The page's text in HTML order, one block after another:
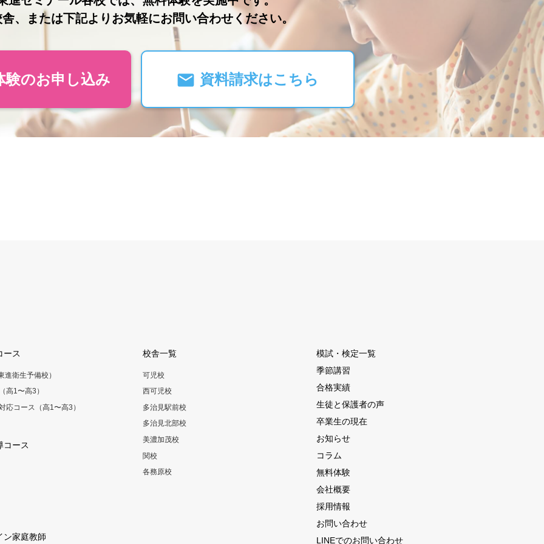
、または下記よりお気軽にお問い合わせください。
のお申し込み 資料請求はこちら
ース
進衛生予備校）
高1〜高3）
応コース（高1〜高3）
コース
ン家庭教師
校舎一覧
可児校
西可児校
多治見駅前校
多治見北部校
美濃加茂校
関校
各務原校
模試・検定一覧
季節講習
合格実績
生徒と保護者の声
卒業生の現在
お知らせ
コラム
無料体験
会社概要
採用情報
お問い合わせ
LINEでのお問い合わせ